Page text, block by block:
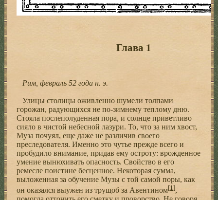
Глава 1
Рим, февраль 52 года н. э.
Улицы столицы оживленно шумели толпами
горожан, радующихся не по-зимнему теплому дню.
Стояла послеполуденная пора, и солнце приветливо
сияло в чистой небесной лазури. То, что за ним хвост,
Муза почуял, еще даже не различив своего
преследователя. Именно это чутье прежде всего и
пробудило внимание, придав ему остроту: врожденное
умение вынюхивать опасность. Свойство в его
ремесле поистине бесценное. Некоторая сумма,
выложенная за обучение Музы с той самой поры, как
он оказался выужен из трущоб за Авентином[1],